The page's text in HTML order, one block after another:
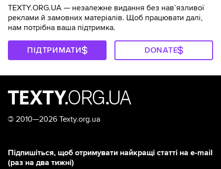
TEXTY.ORG.UA — незалежне видання без навʼязливої
реклами й замовних матеріалів. Щоб працювати далі,
нам потрібна ваша підтримка.
ПІДТРИМАТИ DONATE
© 2010—2026 Texty.org.ua
Підпишіться, щоб отримувати найкращі статті на e-mail
(раз на два тижні)